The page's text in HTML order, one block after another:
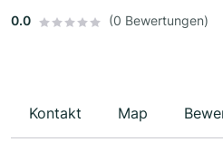
0.0 (0 Bewertungen)
Kontakt Map